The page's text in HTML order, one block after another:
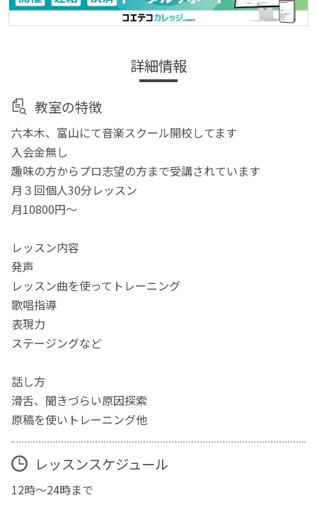
詳細情報
教室の特徴
六本木、富山にて音楽スクール開校してます
入会金無し
趣味の方からプロ志望の方まで受講されています
月３回個人30分レッスン
月10800円～
レッスン内容
発声
レッスン曲を使ってトレーニング
歌唱指導
表現力
ステージングなど
話し方
滑舌、聞きづらい原因探索
原稿を使いトレーニング他
レッスンスケジュール
12時～24時まで